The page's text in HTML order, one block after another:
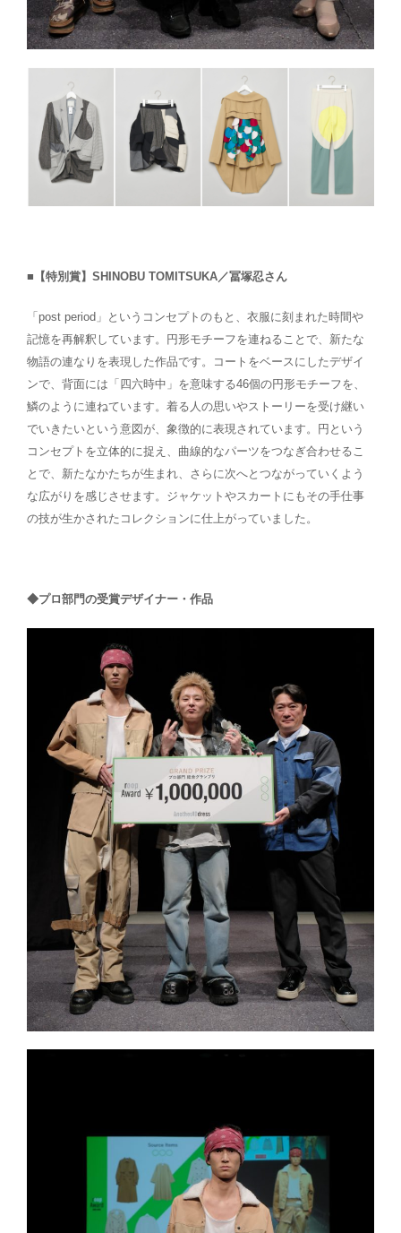
■【特別賞】SHINOBU TOMITSUKA／冨塚忍さん
「post period」というコンセプトのもと、衣服に刻まれた時間や
記憶を再解釈しています。円形モチーフを連ねることで、新たな
物語の連なりを表現した作品です。コートをベースにしたデザイ
ンで、背面には「四六時中」を意味する46個の円形モチーフを、
鱗のように連ねています。着る人の思いやストーリーを受け継い
でいきたいという意図が、象徴的に表現されています。円という
コンセプトを立体的に捉え、曲線的なパーツをつなぎ合わせるこ
とで、新たなかたちが生まれ、さらに次へとつながっていくよう
な広がりを感じさせます。ジャケットやスカートにもその手仕事
の技が生かされたコレクションに仕上がっていました。
◆プロ部門の受賞デザイナー・作品